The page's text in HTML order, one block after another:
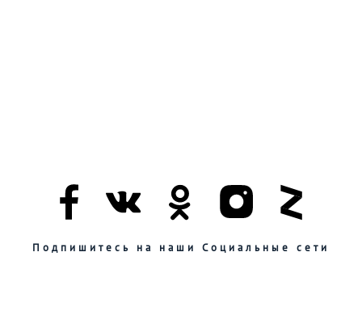
Подпишитесь на наши Социальные сети